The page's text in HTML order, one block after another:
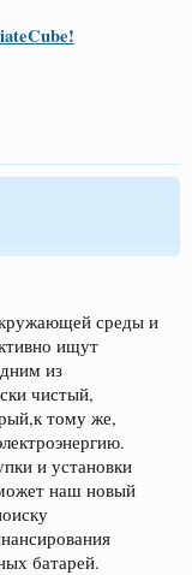
среды и
ищут
из
чистый,
тому же,
и установки
наш новый
батарей.